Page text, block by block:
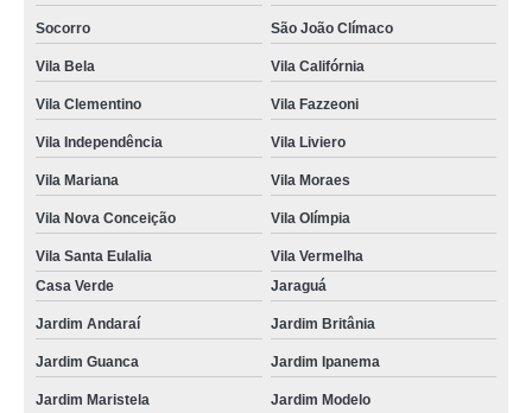
Socorro São João Clímaco
Vila Bela Vila Califórnia
Vila Clementino Vila Fazzeoni
Vila Independência Vila Liviero
Vila Mariana Vila Moraes
Vila Nova Conceição Vila Olímpia
Vila Santa Eulalia
Vila Vermelha
Casa Verde
Jaraguá
Jardim Andaraí Jardim Britânia
Jardim Guanca Jardim Ipanema
Jardim Maristela Jardim Modelo